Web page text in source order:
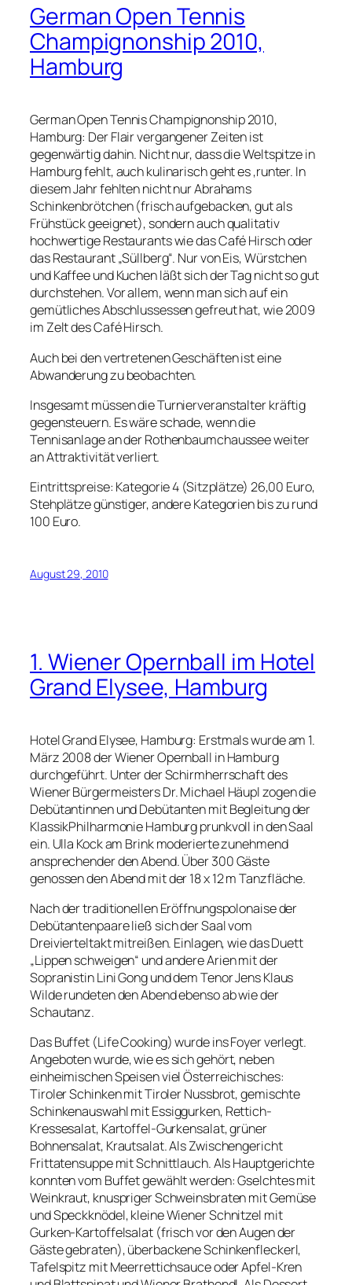
German Open Tennis
Champignonship 2010,
Hamburg
German Open Tennis Champignonship 2010,
Hamburg: Der Flair vergangener Zeiten ist
gegenwärtig dahin. Nicht nur, dass die Weltspitze in
Hamburg fehlt, auch kulinarisch geht es ‚runter. In
diesem Jahr fehlten nicht nur Abrahams
Schinkenbrötchen (frisch aufgebacken, gut als
Frühstück geeignet), sondern auch qualitativ
hochwertige Restaurants wie das Café Hirsch oder
das Restaurant „Süllberg“. Nur von Eis, Würstchen
und Kaffee und Kuchen läßt sich der Tag nicht so gut
durchstehen. Vor allem, wenn man sich auf ein
gemütliches Abschlussessen gefreut hat, wie 2009
im Zelt des Café Hirsch.
Auch bei den vertretenen Geschäften ist eine
Abwanderung zu beobachten.
Insgesamt müssen die Turnierveranstalter kräftig
gegensteuern. Es wäre schade, wenn die
Tennisanlage an der Rothenbaumchaussee weiter
an Attraktivität verliert.
Eintrittspreise: Kategorie 4 (Sitzplätze) 26,00 Euro,
Stehplätze günstiger, andere Kategorien bis zu rund
100 Euro.
August 29, 2010
1. Wiener Opernball im Hotel
Grand Elysee, Hamburg
Hotel Grand Elysee, Hamburg: Erstmals wurde am 1.
März 2008 der Wiener Opernball in Hamburg
durchgeführt. Unter der Schirmherrschaft des
Wiener Bürgermeisters Dr. Michael Häupl zogen die
Debütantinnen und Debütanten mit Begleitung der
KlassikPhilharmonie Hamburg prunkvoll in den Saal
ein. Ulla Kock am Brink moderierte zunehmend
ansprechender den Abend. Über 300 Gäste
genossen den Abend mit der 18 x 12 m Tanzfläche.
Nach der traditionellen Eröffnungspolonaise der
Debütantenpaare ließ sich der Saal vom
Dreivierteltakt mitreißen. Einlagen, wie das Duett
„Lippen schweigen“ und andere Arien mit der
Sopranistin Lini Gong und dem Tenor Jens Klaus
Wilde rundeten den Abend ebenso ab wie der
Schautanz.
Das Buffet (Life Cooking) wurde ins Foyer verlegt.
Angeboten wurde, wie es sich gehört, neben
einheimischen Speisen viel Österreichisches:
Tiroler Schinken mit Tiroler Nussbrot, gemischte
Schinkenauswahl mit Essiggurken, Rettich-
Kressesalat, Kartoffel-Gurkensalat, grüner
Bohnensalat, Krautsalat. Als Zwischengericht
Frittatensuppe mit Schnittlauch. Als Hauptgerichte
konnten vom Buffet gewählt werden: Gselchtes mit
Weinkraut, knuspriger Schweinsbraten mit Gemüse
und Speckknödel, kleine Wiener Schnitzel mit
Gurken-Kartoffelsalat (frisch vor den Augen der
Gäste gebraten), überbackene Schinkenfleckerl,
Tafelspitz mit Meerrettichsauce oder Apfel-Kren